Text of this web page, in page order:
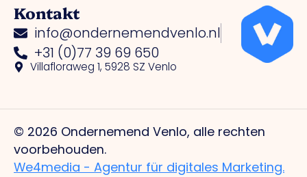
Kontakt
info@ondernemendvenlo.nl
+31 (0)77 39 69 650
Villafloraweg 1, 5928 SZ Venlo
© 2026 Ondernemend Venlo, alle rechten
voorbehouden.
We4media - Agentur für digitales Marketing.